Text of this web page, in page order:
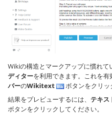
Wikiの構造とマークアップに慣れて
ディターを利用できます。これを有
バーのWikitext
ボタンをクリッ
結果をプレビューするには、 テキス
ボタンをクリックしてください。